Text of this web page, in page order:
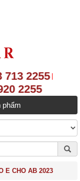
713 2255|
2255
phẩm
E CHO AB 2023